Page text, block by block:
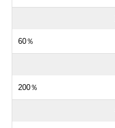
60％
200％